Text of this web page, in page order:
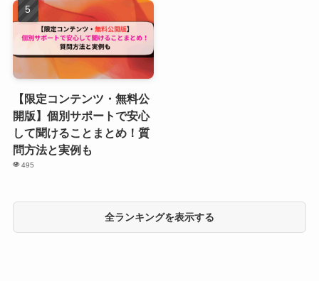
【限定コンテンツ・無料公
開版】個別サポートで安心
して聞けることまとめ！質
問方法と実例も
495
全ランキングを表示する